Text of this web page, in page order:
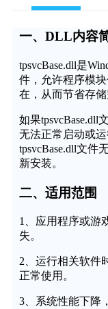
一、DLL内容
tpsvcBase.dll是
件，允许程序模
在，从而节省存储
如果tpsvcBase.dll
无法正常启动或
tpsvcBase.dll文件
新安装。
二、适用范围
1、应用程序或游
失。
2、运行相关软件
正常使用。
3、系统性能下降